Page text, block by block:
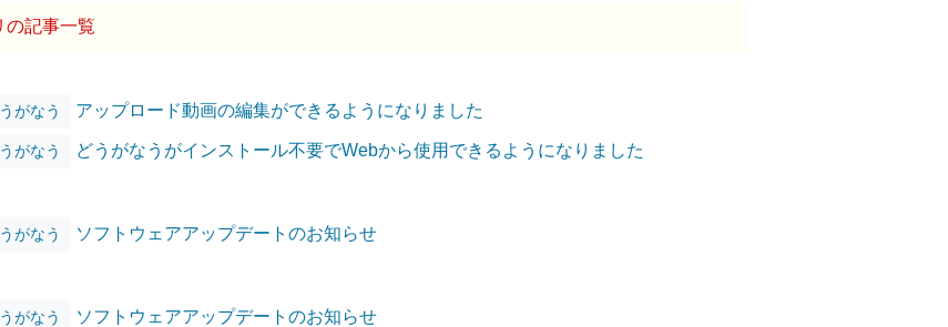
の記事一覧
がなう アップロード動画の編集ができるようになりました
がなう どうがなうがインストール不要でWebから使用できるようになりました
がなう ソフトウェアアップデートのお知らせ
がなう ソフトウェアアップデートのお知らせ